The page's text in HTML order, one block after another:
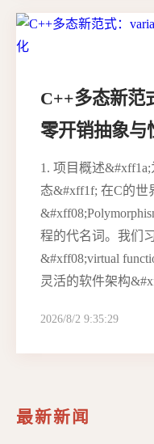
C++多态新范
零开销抽象与
1. 项目概述
态&#xff1f; 在C的世
程的代名词。我们
&#xff08;virtual
灵活的软件架构
2026/8/2 9:35:29
最新新闻